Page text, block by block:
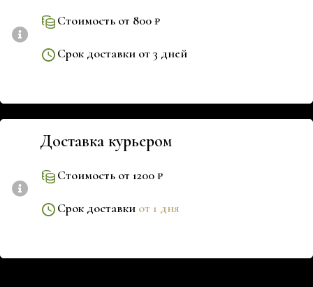
Стоимость от 800 ₽
Срок доставки от 3 дней
Доставка курьером
Стоимость от 1200 ₽
Срок доставки от 1 дня